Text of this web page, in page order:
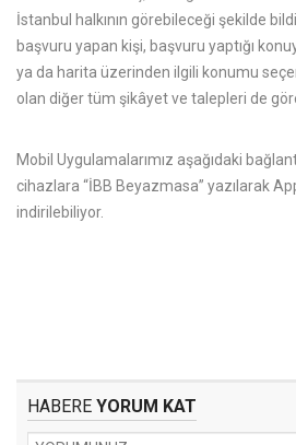
İstanbul halkının görebileceği şekilde
başvuru yapan kişi, başvuru yaptığı
ya da harita üzerinden ilgili konumu
olan diğer tüm şikâyet ve talepleri de
Mobil Uygulamalarımız aşağıdaki
cihazlara “İBB Beyazmasa” yazılarak
indirilebiliyor.
HABERE YORUM KAT